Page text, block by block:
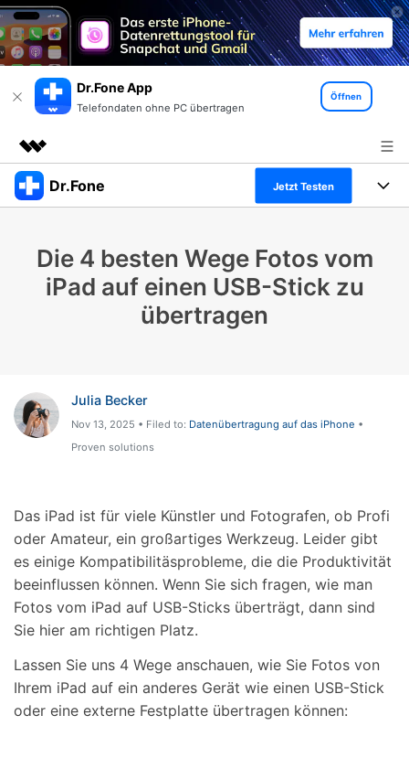
Dr.Fone App
Telefondaten ohne PC übertragen
Öffnen
Top-Produkte
Dienstprogramme
Überblick
Lösungen
Über uns
Support
Dr.Fone Jetzt Testen
Alles-in-einem-Toolkit
Weitere Tools und Apps
Lösungen
Entdecken Sie weitere Dr.Fone-Lösungen
Lernen und Unterstützung
Hilfe und Unterstützung erhalten
DOWNLOAD Anmelden
Die 4 besten Wege Fotos vom
iPad auf einen USB-Stick zu
übertragen
Julia Becker
Nov 13, 2025 • Filed to: Datenübertragung auf das iPhone •
Proven solutions
Das iPad ist für viele Künstler und Fotografen, ob Profi
oder Amateur, ein großartiges Werkzeug. Leider gibt
es einige Kompatibilitäsprobleme, die die Produktivität
beeinflussen können. Wenn Sie sich fragen, wie man
Fotos vom iPad auf USB-Sticks überträgt, dann sind
Sie hier am richtigen Platz.
Lassen Sie uns 4 Wege anschauen, wie Sie Fotos von
Ihrem iPad auf ein anderes Gerät wie einen USB-Stick
oder eine externe Festplatte übertragen können: